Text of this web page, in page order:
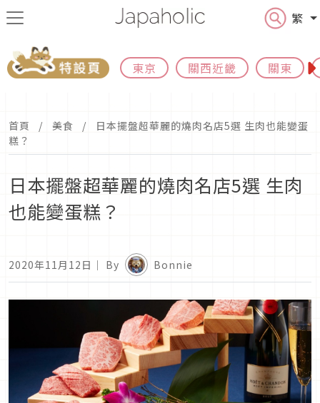
繁
東京 關西近畿 關東
首頁 美食
日本擺盤超華麗的燒肉名店5選 生肉也能變蛋
糕？
日本擺盤超華麗的燒肉名店5選 生肉
也能變蛋糕？
2020年11月12日 ｜ By Bonnie